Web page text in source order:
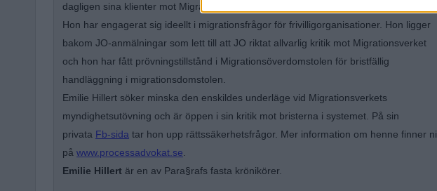
dagligen sina klienter mot Migrationsverket.
Hon har engagerat sig ideellt i migrationsfrågor för frivilligorganisationer. Hon ligger
bakom JO-anmälningar som lett till att JO riktat allvarlig kritik mot Migrationsverket
och hon har fått prövningstillstånd i Migrationsöverdomstolen för bristfällig
handläggning i migrationsdomstolen.
Emilie Hillert söker minska den enskildes underläge vid Migrationsverkets
myndighetsutövning och är öppen i sin kritik mot bristerna i systemet. På sin
privata Fb-sida tar hon upp rättssäkerhetsfrågor. Mer information om henne finner ni
på www.processadvokat.se
Emilie Hillert är en av Para§rafs fasta krönikörer.